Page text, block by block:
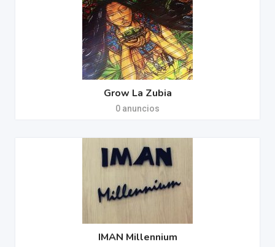
Grow La Zubia
0 anuncios
IMAN Millennium